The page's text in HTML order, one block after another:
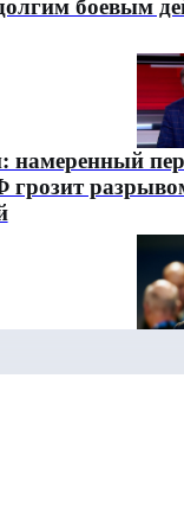
боевым
грозит